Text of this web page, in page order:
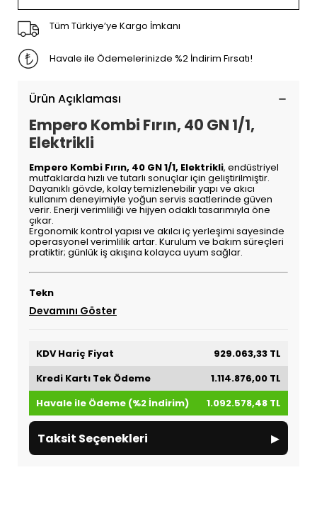
Tüm Türkiye’ye Kargo İmkanı
Havale ile Ödemelerinizde %2 İndirim Fırsatı!
Ürün Açıklaması
Empero Kombi Fırın, 40 GN 1/1,
Elektrikli
Empero Kombi Fırın, 40 GN 1/1, Elektrikli, endüstriyel
mutfaklarda hızlı ve tutarlı sonuçlar için geliştirilmiştir.
Dayanıklı gövde, kolay temizlenebilir yapı ve akıcı
kullanım deneyimiyle yoğun servis saatlerinde güven
verir. Enerji verimliliği ve hijyen odaklı tasarımıyla öne
çıkar.
Ergonomik kontrol yapısı ve akılcı iç yerleşimi sayesinde
operasyonel verimlilik artar. Kurulum ve bakım süreçleri
pratiktir; günlük iş akışına kolayca uyum sağlar.
Tekn
Devamını Göster
KDV Hariç Fiyat
929.063,33 TL
Kredi Kartı Tek Ödeme
1.114.876,00 TL
Havale ile Ödeme (%2 İndirim)
1.092.578,48 TL
Taksit Seçenekleri ▸